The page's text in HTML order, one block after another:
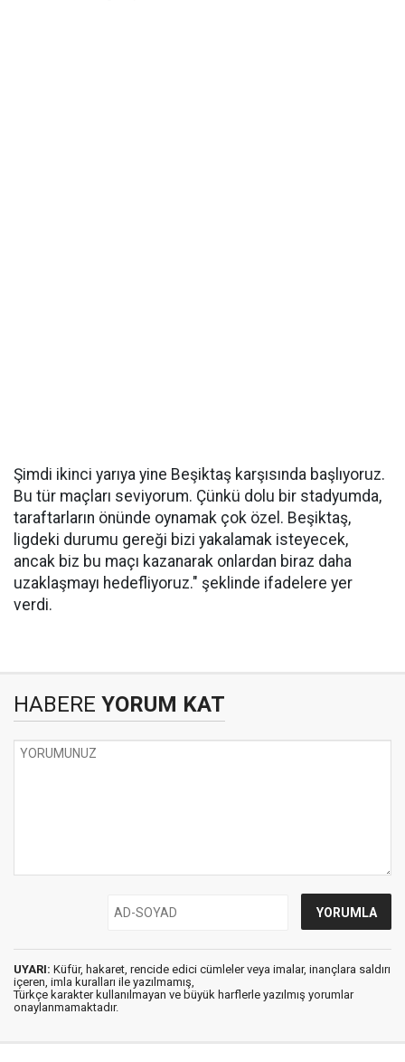
Şimdi ikinci yarıya yine Beşiktaş karşısında başlıyoruz.
Bu tür maçları seviyorum. Çünkü dolu bir stadyumda,
taraftarların önünde oynamak çok özel. Beşiktaş,
ligdeki durumu gereği bizi yakalamak isteyecek,
ancak biz bu maçı kazanarak onlardan biraz daha
uzaklaşmayı hedefliyoruz." şeklinde ifadelere yer
verdi.
HABERE YORUM KAT
UYARI: Küfür, hakaret, rencide edici cümleler veya imalar, inançlara saldırı
içeren, imla kuralları ile yazılmamış,
Türkçe karakter kullanılmayan ve büyük harflerle yazılmış yorumlar
onaylanmamaktadır.